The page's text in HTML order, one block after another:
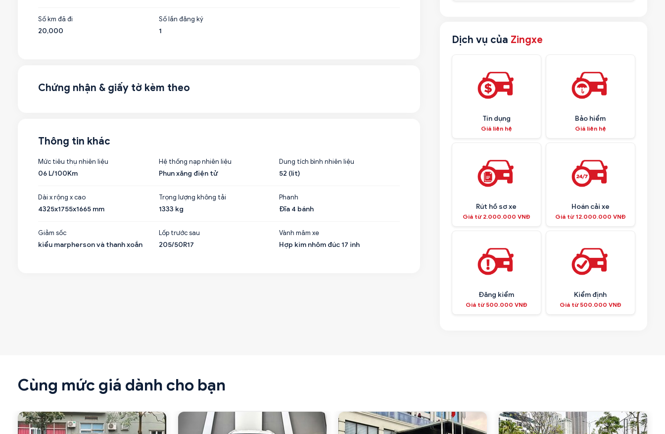
Dịch vụ của Zingxe
Tín dụng
Giá liên hệ
Bảo hiểm
Giá liên hệ
Rút hồ sơ xe
Giá từ 2.000.000 VNĐ
Hoán cải xe
Giá từ 12.000.000 VNĐ
Đăng kiểm
Giá từ 500.000 VNĐ
Kiểm định
Giá từ 500.000 VNĐ
Số km đã đi
20,000
Số lần đăng ký
1
Chứng nhận & giấy tờ kèm theo
Thông tin khác
Mức tiêu thụ nhiên liệu
06 L/100Km
Hệ thống nạp nhiên liệu
Phun xăng điện tử
Dung tích bình nhiên liệu
52 (lít)
Dài x rộng x cao
4325x1755x1665 mm
Trọng lượng không tải
1333 kg
Phanh
Đĩa 4 bánh
Giảm sốc
kiểu marpherson và thanh xoắn
Lốp trước sau
205/50R17
Vành mâm xe
Hợp kim nhôm đúc 17 inh
Cùng mức giá dành cho bạn